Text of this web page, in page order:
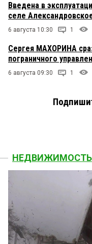
Введена в
селе
6 августа 10:30 1
Сергея МАХОРИНА
пограничного
6 августа 09:30 1
НЕДВИЖИМОСТЬ